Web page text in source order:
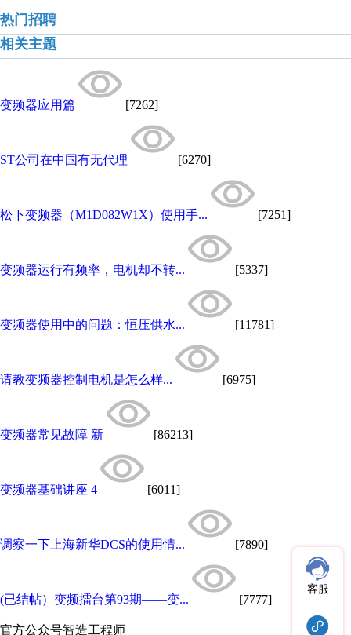
热门招聘
相关主题
变频器应用篇 [7262]
ST公司在中国有无代理 [6270]
松下变频器（M1D082W1X）使用手... [7251]
变频器运行有频率，电机却不转... [5337]
变频器使用中的问题：恒压供水... [11781]
请教变频器控制电机是怎么样... [6975]
变频器常见故障 新 [86213]
变频器基础讲座 4 [6011]
调察一下上海新华DCS的使用情... [7890]
(已结帖）变频擂台第93期——变... [7777]
官方公众号智造工程师
客服